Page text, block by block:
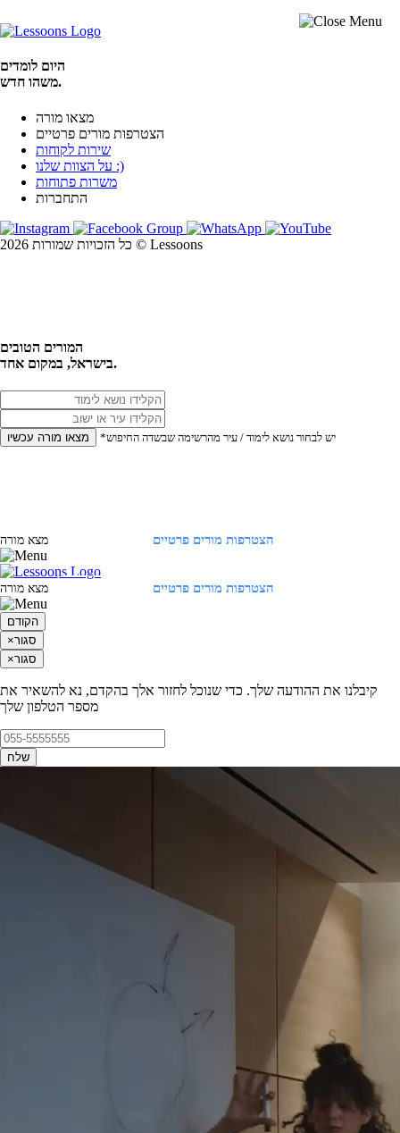
היום לומדים
משהו חדש.
מצאו מורה
הצטרפות מורים פרטיים
שירות לקוחות
על הצוות שלנו :)
משרות פתוחות
התחברות
כל הזכויות שמורות 2026 © Lessoons
המורים הטובים
בישראל, במקום אחד.
מצאו מורה עכשיו *יש לבחור נושא לימוד / עיר מהרשימה שבשדה החיפוש
הצטרפות מורים פרטיים מצא מורה
הצטרפות מורים פרטיים מצא מורה
הקודם
×סגור
×סגור
קיבלנו את ההודעה שלך. כדי שנוכל לחזור אלך בהקדם, נא להשאיר את
מספר הטלפון שלך
שלח